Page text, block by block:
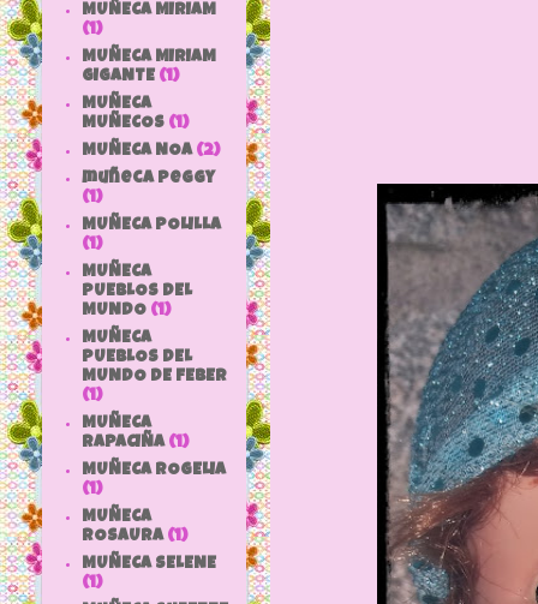
MUÑECA MIRIAM
(1)
MUÑECA MIRIAM
GIGANTE (1)
MUÑECA
MUÑECOS (1)
MUÑECA NOA (2)
muñeca peggy
(1)
MUÑECA POLILLA
(1)
MUÑECA
PUEBLOS DEL
MUNDO (1)
MUÑECA
PUEBLOS DEL
MUNDO DE FEBER
(1)
MUÑECA
RAPACIÑA (1)
MUÑECA ROGELIA
(1)
MUÑECA
ROSAURA (1)
MUÑECA SELENE
(1)